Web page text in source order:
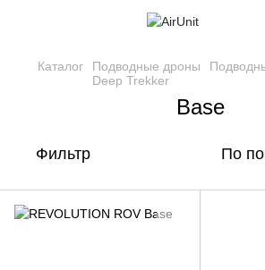
Каталог
Подводные дроны
Deep Trekker
Base
Фильтр По